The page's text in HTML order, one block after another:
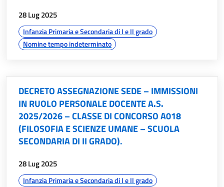
data:
28 Lug 2025
argomenti:
Infanzia Primaria e Secondaria di I e II grado
Nomine tempo indeterminato
DECRETO ASSEGNAZIONE SEDE – IMMISSIONI
IN RUOLO PERSONALE DOCENTE A.S.
2025/2026 – CLASSE DI CONCORSO A018
(FILOSOFIA E SCIENZE UMANE – SCUOLA
SECONDARIA DI II GRADO).
data:
28 Lug 2025
argomenti:
Infanzia Primaria e Secondaria di I e II grado